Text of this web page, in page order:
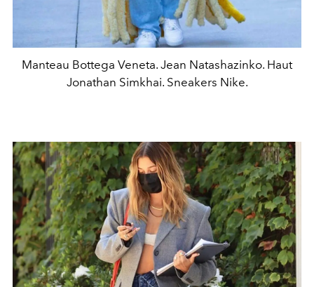
Manteau Bottega Veneta. Jean Natashazinko. Haut
Jonathan Simkhai. Sneakers Nike.